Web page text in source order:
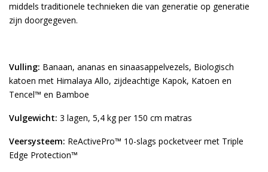
middels traditionele technieken die van generatie op generatie
zijn doorgegeven.
Vulling: Banaan, ananas en sinaasappelvezels, Biologisch
katoen met Himalaya Allo, zijdeachtige Kapok, Katoen en
Tencel™ en Bamboe
Vulgewicht: 3 lagen, 5,4 kg per 150 cm matras
Veersysteem: ReActivePro™ 10-slags pocketveer met Triple
Edge Protection™